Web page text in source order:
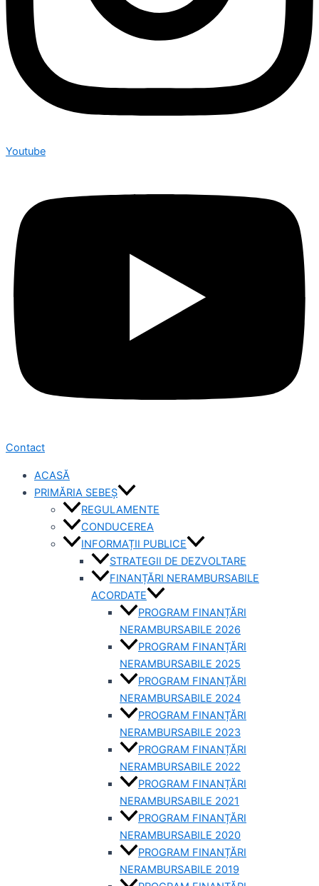
Youtube
Contact
ACASĂ
PRIMĂRIA SEBEȘ
REGULAMENTE
CONDUCEREA
INFORMAȚII PUBLICE
STRATEGII DE DEZVOLTARE
FINANȚĂRI NERAMBURSABILE
ACORDATE
PROGRAM FINANȚĂRI
NERAMBURSABILE 2026
PROGRAM FINANȚĂRI
NERAMBURSABILE 2025
PROGRAM FINANȚĂRI
NERAMBURSABILE 2024
PROGRAM FINANȚĂRI
NERAMBURSABILE 2023
PROGRAM FINANȚĂRI
NERAMBURSABILE 2022
PROGRAM FINANȚĂRI
NERAMBURSABILE 2021
PROGRAM FINANȚĂRI
NERAMBURSABILE 2020
PROGRAM FINANȚĂRI
NERAMBURSABILE 2019